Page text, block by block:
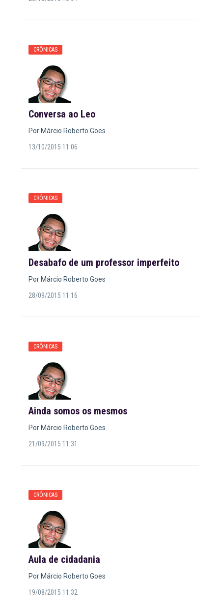
CRÔNICAS
Conversa ao Leo
Por Márcio Roberto Goes
13/10/2015 11:06
CRÔNICAS
Desabafo de um professor imperfeito
Por Márcio Roberto Goes
28/09/2015 11:16
CRÔNICAS
Ainda somos os mesmos
Por Márcio Roberto Goes
21/09/2015 11:31
CRÔNICAS
Aula de cidadania
Por Márcio Roberto Goes
19/08/2015 11:32